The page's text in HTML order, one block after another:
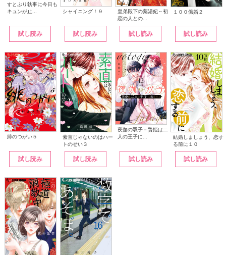
すとぷり執事に今日も
キュンが止...
試し読み
シャイニング！９
試し読み
皇弟殿下の薬湯妃～初
恋の人との...
試し読み
１００億婚２
試し読み
緋のつがい５
試し読み
素直じゃないのはハー
トのせい３
試し読み
夜伽の双子－贄姫は二
人の王子に...
試し読み
結婚しましょう、恋す
る前に１０
試し読み